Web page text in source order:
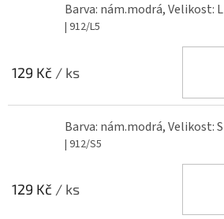
Barva: nám.modrá, Velikost: L
| 912/L5
129 Kč / ks
Barva: nám.modrá, Velikost: S
| 912/S5
129 Kč / ks